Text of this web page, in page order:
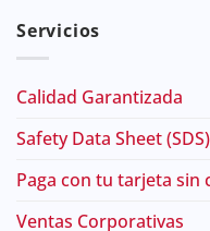
Servicios
Calidad Garantizada
Safety Data Sheet (SDS)
Paga con tu tarjeta sin
Ventas Corporativas